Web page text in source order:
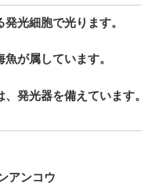
光細胞で光ります。
が属しています。
発光器を備えています。
アンコウ